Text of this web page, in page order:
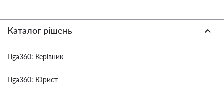
Каталог рішень
Liga360: Керівник
Liga360: Юрист